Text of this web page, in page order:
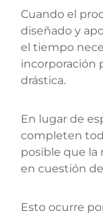
Cuando el
diseñado y
el tiempo
incorporación
drástica.
En lugar de
completen
posible que la
en cuestión
Esto ocurre